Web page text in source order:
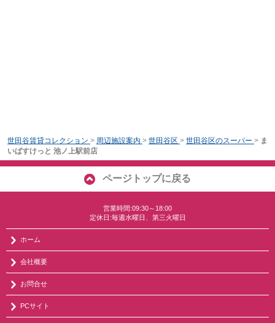
世田谷賃貸コレクション > 周辺施設案内 > 世田谷区 > 世田谷区のスーパー > ま
いばすけっと 池ノ上駅前店
ページトップに戻る
営業時間:09:30～18:00
定休日:毎週水曜日、第三火曜日
ホーム
会社概要
お問合せ
PCサイト